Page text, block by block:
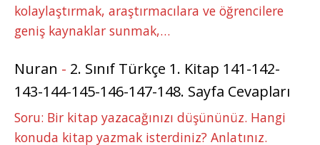
kolaylaştırmak, araştırmacılara ve öğrencilere
geniş kaynaklar sunmak,…
Nuran - 2. Sınıf Türkçe 1. Kitap 141-142-
143-144-145-146-147-148. Sayfa Cevapları
Soru: Bir kitap yazacağınızı düşününüz. Hangi
konuda kitap yazmak isterdiniz? Anlatınız.